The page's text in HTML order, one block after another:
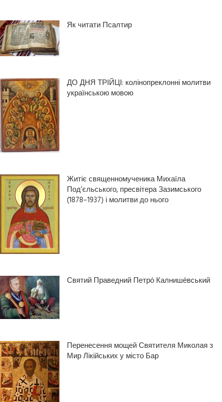
Як читати Псалтир
ДО ДНЯ ТРІЙЦІ: колінопреклонні молитви
українською мовою
Житіє священномученика Михаїла
Под’єльського, пресвітера Зазимського
(1878–1937) і молитви до нього
Святий Праведний Петро́ Калнише́вський
Перенесення мощей Святителя Миколая з
Мир Лікійських у місто Бар